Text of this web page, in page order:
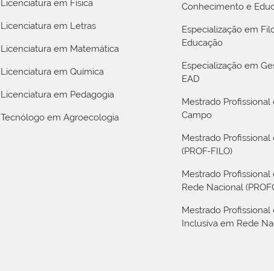
Licenciatura em Física
Licenciatura em Letras
Licenciatura em Matemática
Licenciatura em Química
Licenciatura em Pedagogia
Tecnólogo em Agroecologia
Conhecimento e
Especialização em
Educação
Especialização em
EAD
Mestrado
Campo
Mestrado Profissional
(PROF-FILO)
Mestrado
Rede Nacional
Mestrado
Inclusiva em Rede